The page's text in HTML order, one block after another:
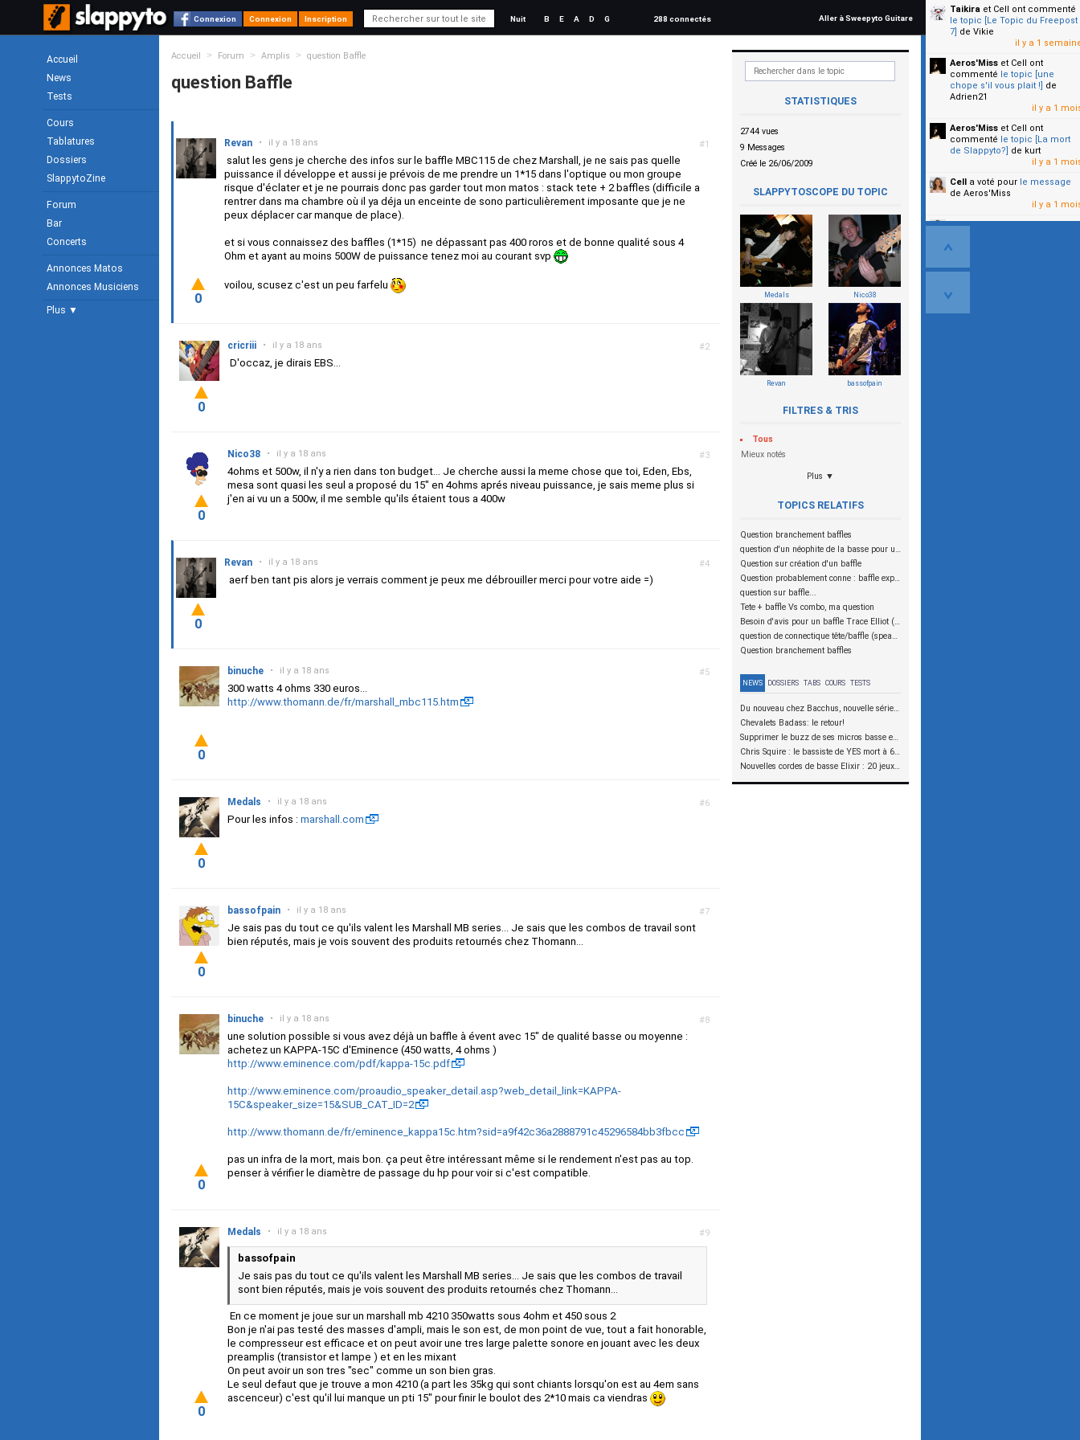
Connexion Connexion Inscription Nuit B E A D G 288 connectés Aller à Sweepyto Guitare
Accueil
News
Tests
Cours
Tablatures
Dossiers
SlappytoZine
Forum
Bar
Concerts
Annonces Matos
Annonces Musiciens
Plus ▼
Accueil > Forum > Amplis > question Baffle
question Baffle
STATISTIQUES
2744 vues
9 Messages
Créé le 26/06/2009
SLAPPYTOSCOPE DU TOPIC
Medals Nico38
Revan bassofpain
FILTRES & TRIS
Tous
Mieux notés
Plus ▼
TOPICS RELATIFS
Question branchement baffles
question d'un néophite de la basse pour une Tete + 2 baffles
Question sur création d'un baffle
Question probablement conne : baffle explosif ?
question sur baffle...
Tete + baffle Vs combo, ma question
Besoin d'avis pour un baffle Trace Elliot (et quelques questions subsidaires...)
question de connectique tête/baffle (speakon inside)
Question branchement baffles
NEWS DOSSIERS TABS COURS TESTS
Du nouveau chez Bacchus, nouvelle série SCD
Chevalets Badass: le retour!
Supprimer le buzz de ses micros basse en reliant les aimants à la masse
Chris Squire : le bassiste de YES mort à 67 ans
Nouvelles cordes de basse Elixir : 20 jeux à tester !
#1
Revan • il y a 18 ans
salut les gens je cherche des infos sur le baffle MBC115 de chez Marshall, je ne sais pas quelle
puissance il développe et aussi je prévois de me prendre un 1*15 dans l'optique ou mon groupe
risque d'éclater et je ne pourrais donc pas garder tout mon matos : stack tete + 2 baffles (difficile a
rentrer dans ma chambre où il ya déja un enceinte de sono particulièrement imposante que je ne
peux déplacer car manque de place).
et si vous connaissez des baffles (1*15) ne dépassant pas 400 roros et de bonne qualité sous 4
Ohm et ayant au moins 500W de puissance tenez moi au courant svp
voilou, scusez c'est un peu farfelu
0
#2
cricriii • il y a 18 ans
D'occaz, je dirais EBS...
0
#3
Nico38 • il y a 18 ans
4ohms et 500w, il n'y a rien dans ton budget... Je cherche aussi la meme chose que toi, Eden, Ebs,
mesa sont quasi les seul a proposé du 15" en 4ohms aprés niveau puissance, je sais meme plus si
j'en ai vu un a 500w, il me semble qu'ils étaient tous a 400w
0
#4
Revan • il y a 18 ans
aerf ben tant pis alors je verrais comment je peux me débrouiller merci pour votre aide =)
0
#5
binuche • il y a 18 ans
300 watts 4 ohms 330 euros...
http://www.thomann.de/fr/marshall_mbc115.htm
0
#6
Medals • il y a 18 ans
Pour les infos : marshall.com
0
#7
bassofpain • il y a 18 ans
Je sais pas du tout ce qu'ils valent les Marshall MB series... Je sais que les combos de travail sont
bien réputés, mais je vois souvent des produits retournés chez Thomann...
0
#8
binuche • il y a 18 ans
une solution possible si vous avez déjà un baffle à évent avec 15" de qualité basse ou moyenne :
achetez un KAPPA-15C d'Eminence (450 watts, 4 ohms )
http://www.eminence.com/pdf/kappa-15c.pdf
http://www.eminence.com/proaudio_speaker_detail.asp?web_detail_link=KAPPA-
15C&speaker_size=15&SUB_CAT_ID=2
http://www.thomann.de/fr/eminence_kappa15c.htm?sid=a9f42c36a2888791c45296584bb3fbcc
pas un infra de la mort, mais bon. ça peut être intéressant même si le rendement n'est pas au top.
penser à vérifier le diamètre de passage du hp pour voir si c'est compatible.
0
#9
Medals • il y a 18 ans
bassofpain
Je sais pas du tout ce qu'ils valent les Marshall MB series... Je sais que les combos de travail
sont bien réputés, mais je vois souvent des produits retournés chez Thomann...
En ce moment je joue sur un marshall mb 4210 350watts sous 4ohm et 450 sous 2
Bon je n'ai pas testé des masses d'ampli, mais le son est, de mon point de vue, tout a fait honorable,
le compresseur est efficace et on peut avoir une tres large palette sonore en jouant avec les deux
preamplis (transistor et lampe ) et en les mixant
On peut avoir un son tres "sec" comme un son bien gras.
Le seul defaut que je trouve a mon 4210 (a part les 35kg qui sont chiants lorsqu'on est au 4em sans
ascenceur) c'est qu'il lui manque un pti 15" pour finir le boulot des 2*10 mais ca viendras
0
Taikira et Cell ont commenté
le topic [Le Topic du Freepost
7] de Vikie
il y a 1
Aeros'Miss et Cell ont
commenté le topic [une
chope s'il vous plait !] de
Adrien21
il y a 1
Aeros'Miss et Cell ont
commenté le topic [La mort
de Slappyto?] de kurt
il y a 1
Cell a voté pour le message
de Aeros'Miss
il y a 1
Cella voté pourle message